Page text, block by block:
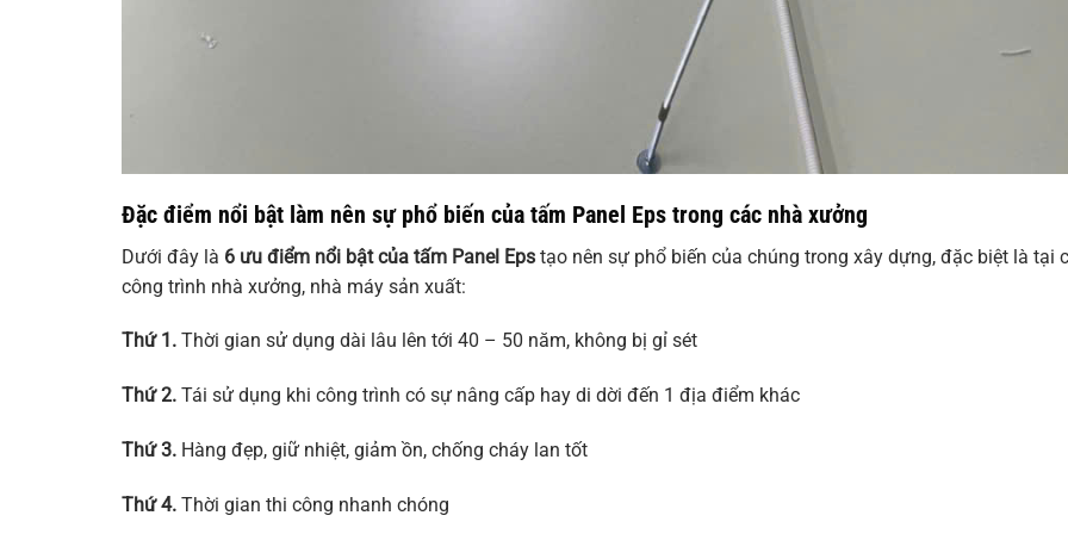
Đặc điểm nổi bật làm nên sự phổ biến của tấm Panel Eps trong các nhà xưởng
Dưới đây là 6 ưu điểm nổi bật của tấm Panel Eps tạo nên sự phổ biến của chúng trong xây dựng, đặc biệt là tại
công trình nhà xưởng, nhà máy sản xuất:
Thứ 1. Thời gian sử dụng dài lâu lên tới 40 – 50 năm, không bị gỉ sét
Thứ 2. Tái sử dụng khi công trình có sự nâng cấp hay di dời đến 1 địa điểm khác
Thứ 3. Hàng đẹp, giữ nhiệt, giảm ồn, chống cháy lan tốt
Thứ 4. Thời gian thi công nhanh chóng